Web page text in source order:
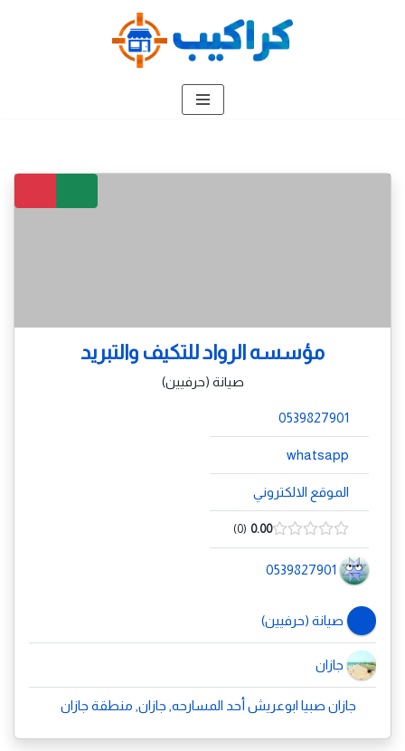
مؤسسه الرواد للتكيف والتبريد
صيانة (حرفيين)
0539827901
whatsapp
الموقع الالكتروني
0.00
0
0539827901
صيانة (حرفيين)
جازان
جازان صبيا ابوعريش أحد المسارحه, جازان, منطقة جازان